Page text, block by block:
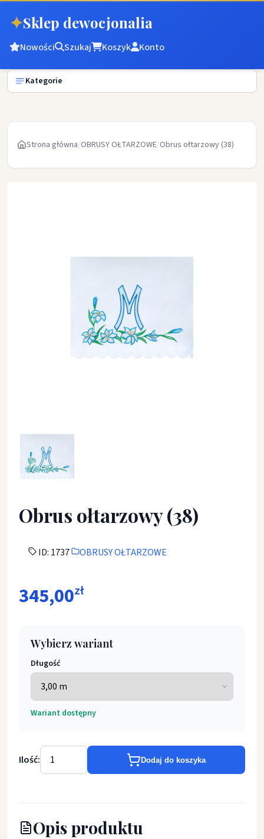
✦Sklep dewocjonalia
Nowości Szukaj Koszyk Konto
Kategorie
Strona główna/OBRUSY OŁTARZOWE/Obrus ołtarzowy (38)
Obrus ołtarzowy (38)
ID: 1737 OBRUSY OŁTARZOWE
345,00zł
Wybierz wariant
Długość
Wariant dostępny
Ilość: Dodaj do koszyka
Opis produktu